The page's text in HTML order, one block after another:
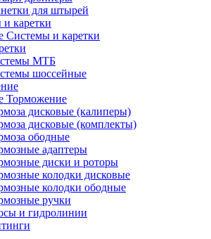
для штырей
каретки
Системы и каретки
МТБ
шоссейные
Торможение
дисковые (калиперы)
дисковые (комплекты)
ободные
адаптеры
диски и роторы
колодки дисковые
колодки ободные
ручки
и гидролинии